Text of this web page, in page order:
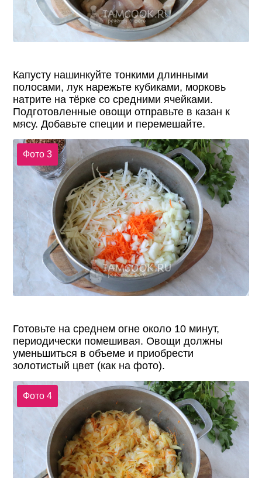
Капусту нашинкуйте тонкими длинными
полосами, лук нарежьте кубиками, морковь
натрите на тёрке со средними ячейками.
Подготовленные овощи отправьте в казан к
мясу. Добавьте специи и перемешайте.
Фото 3
Готовьте на среднем огне около 10 минут,
периодически помешивая. Овощи должны
уменьшиться в объеме и приобрести
золотистый цвет (как на фото).
Фото 4